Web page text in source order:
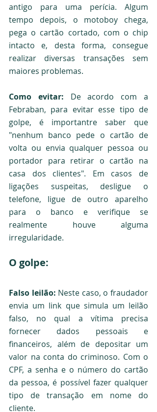
antigo para uma perícia. Algum
tempo depois, o motoboy chega,
pega o cartão cortado, com o chip
intacto e, desta forma, consegue
realizar diversas transações sem
maiores problemas.
Como evitar: De acordo com a
Febraban, para evitar esse tipo de
golpe, é importantre saber que
"nenhum banco pede o cartão de
volta ou envia qualquer pessoa ou
portador para retirar o cartão na
casa dos clientes". Em casos de
ligações suspeitas, desligue o
telefone, ligue de outro aparelho
para o banco e verifique se
realmente houve alguma
irregularidade.
O golpe:
Falso leilão: Neste caso, o fraudador
envia um link que simula um leilão
falso, no qual a vítima precisa
fornecer dados pessoais e
financeiros, além de depositar um
valor na conta do criminoso. Com o
CPF, a senha e o número do cartão
da pessoa, é possível fazer qualquer
tipo de transação em nome do
cliente.